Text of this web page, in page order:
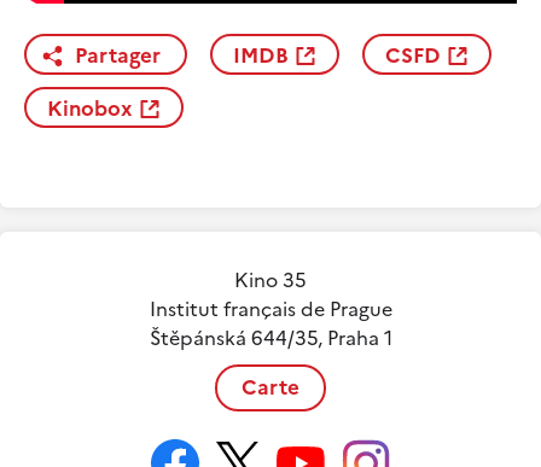
Partager IMDB
CSFD
Kinobox
Kino 35
Institut français de Prague
Štěpánská 644/35, Praha 1
Carte